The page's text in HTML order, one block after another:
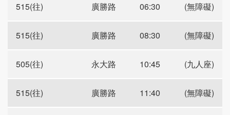
515(往) 廣勝路 06:30 (無障礙)
515(往) 廣勝路 08:30 (無障礙)
505(往) 永大路 10:45 (九人座)
515(往) 廣勝路 11:40 (無障礙)